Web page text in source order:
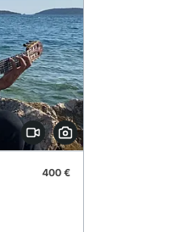
400 €